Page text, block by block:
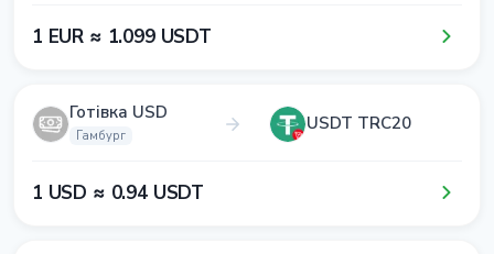
1​ EUR ≈ 1​.0​9​9​ USDT
Готівка USD
Гамбург
USDT TRC20
1​ USD ≈ 0​.9​4​ USDT